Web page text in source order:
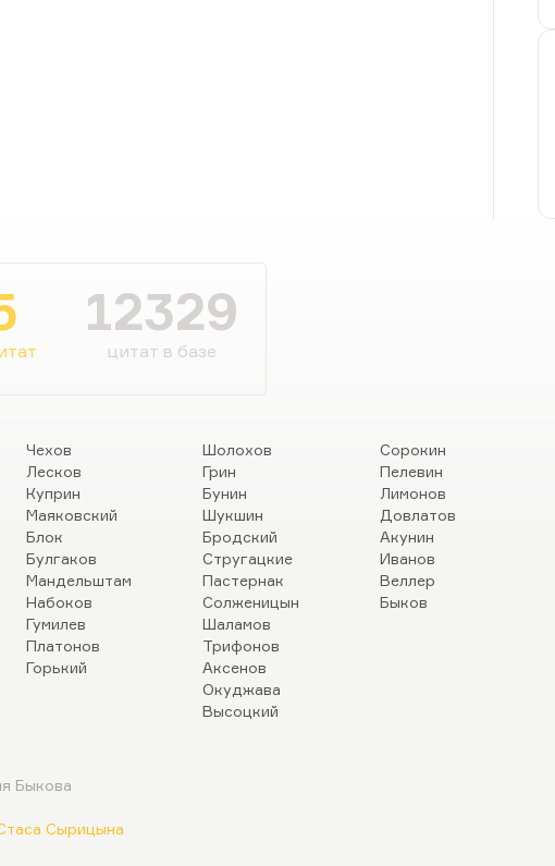
12329
цитат в базе
Чехов
Лесков
Куприн
Маяковский
Блок
Булгаков
Мандельштам
Набоков
Гумилев
Платонов
Горький
Шолохов
Грин
Бунин
Шукшин
Бродский
Стругацкие
Пастернак
Солженицын
Шаламов
Трифонов
Аксенов
Окуджава
Высоцкий
Сорокин
Пелевин
Лимонов
Довлатов
Акунин
Иванов
Веллер
Быков
Быкова
Сырицына